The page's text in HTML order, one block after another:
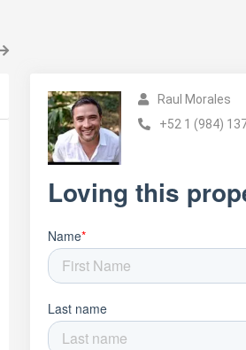
Raul Morales
+52 1 (984)